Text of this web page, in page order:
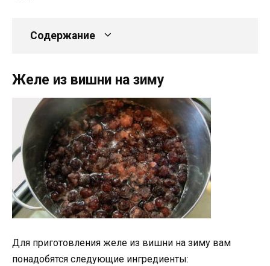
Содержание
Желе из вишни на зиму
Для приготовления желе из вишни на зиму вам
понадобятся следующие ингредиенты: